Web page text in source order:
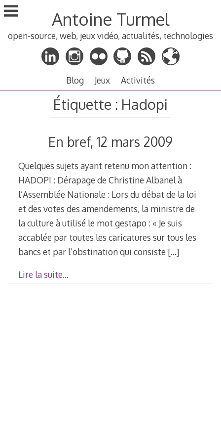
Aller
au
principal
Antoine Turmel
open-source, web, jeux vidéo, actualités, technologies
Blog Jeux Activités
Étiquette : Hadopi
En bref, 12 mars 2009
Quelques sujets ayant retenu mon attention :
HADOPI : Dérapage de Christine Albanel à
l’Assemblée Nationale : Lors du débat de la loi
et des votes des amendements, la ministre de
la culture à utilisé le mot gestapo : « Je suis
accablée par toutes les caricatures sur tous les
bancs et par l’obstination qui consiste […]
Lire la suite…